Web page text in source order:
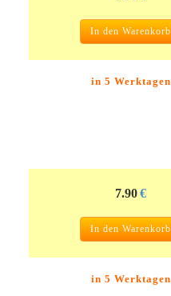
In den Warenkorb
in 5 Werktagen
7.90€
In den Warenkorb
in 5 Werktagen